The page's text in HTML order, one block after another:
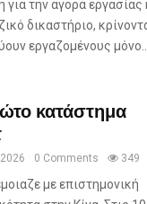
την αγορά εργασίας
δικαστήριο,
εργαζομένους μόνο...
κατάστημα
0 Comments 349
με επιστημονική